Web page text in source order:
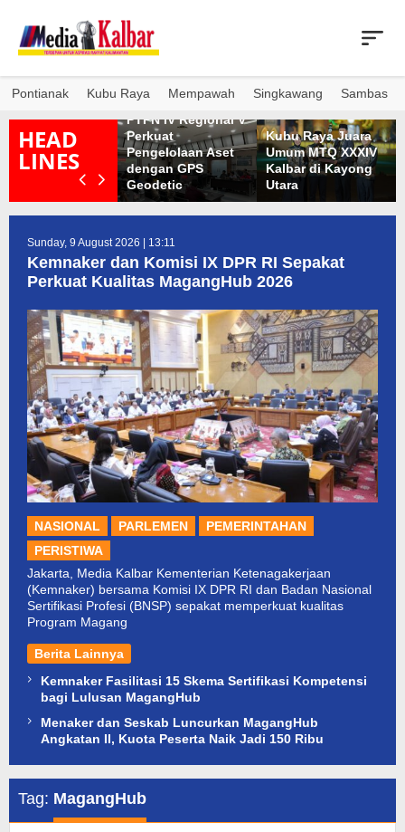
content
Pontianak Kubu Raya Mempawah Singkawang Sambas
HEAD
LINES
Awaludin
Semua Elemen
Persatuan
Budaya
PTPN IV Regional V
Perkuat
Pengelolaan Aset
dengan GPS
Geodetic
Kubu Raya Juara
Umum MTQ XXXIV
Kalbar di Kayong
Utara
Sunday, 9 August 2026 | 13:11
Kemnaker dan Komisi IX DPR RI Sepakat
Perkuat Kualitas MagangHub 2026
NASIONAL PARLEMEN
PEMERINTAHAN
PERISTIWA
Jakarta, Media Kalbar Kementerian Ketenagakerjaan
(Kemnaker) bersama Komisi IX DPR RI dan Badan Nasional
Sertifikasi Profesi (BNSP) sepakat memperkuat kualitas
Program Magang
Berita Lainnya
Kemnaker Fasilitasi 15 Skema Sertifikasi Kompetensi
bagi Lulusan MagangHub
Menaker dan Seskab Luncurkan MagangHub
Angkatan II, Kuota Peserta Naik Jadi 150 Ribu
Tag: MagangHub